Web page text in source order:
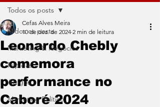
Todos os posts
Marketing & Negócios
Rápidas
Artigos
Marketing Político
Todos os posts
Leonardo Chebly
comemora
performance no
Caboré 2024
Cefas Alves Meira
10 de dez. de 2024 2 min de leitura